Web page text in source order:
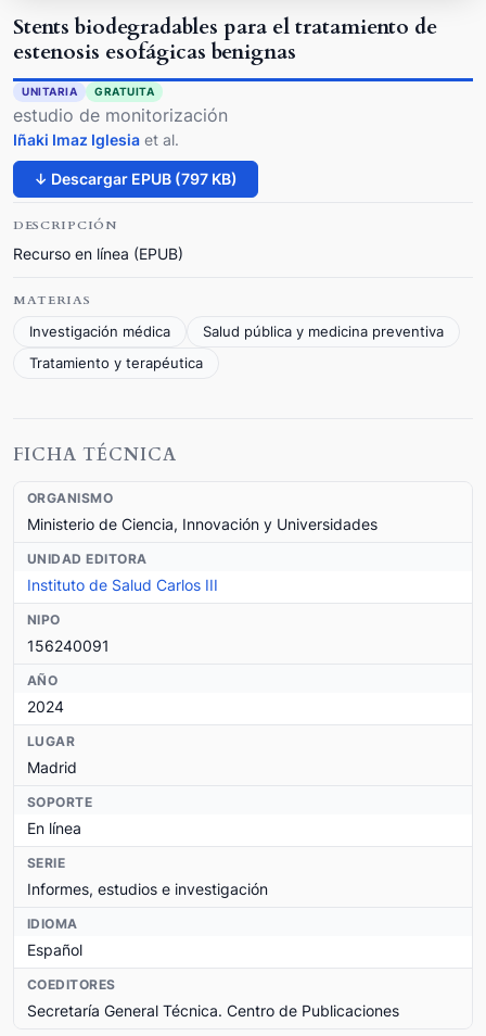
Stents biodegradables para el tratamiento de
estenosis esofágicas benignas
UNITARIA GRATUITA
estudio de monitorización
Iñaki Imaz Iglesia et al.
↓ Descargar EPUB (797 KB)
DESCRIPCIÓN
Recurso en línea (EPUB)
MATERIAS
Investigación médica
Salud pública y medicina preventiva
Tratamiento y terapéutica
FICHA TÉCNICA
ORGANISMO
Ministerio de Ciencia, Innovación y Universidades
UNIDAD EDITORA
Instituto de Salud Carlos III
NIPO
156240091
AÑO
2024
LUGAR
Madrid
SOPORTE
En línea
SERIE
Informes, estudios e investigación
IDIOMA
Español
COEDITORES
Secretaría General Técnica. Centro de Publicaciones